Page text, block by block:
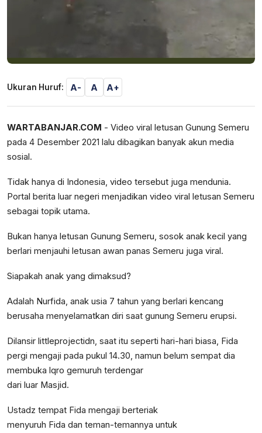
Ukuran Huruf: A- A A+
WARTABANJAR.COM - Video viral letusan Gunung Semeru
pada 4 Desember 2021 lalu dibagikan banyak akun media
sosial.
Tidak hanya di Indonesia, video tersebut juga mendunia.
Portal berita luar negeri menjadikan video viral letusan Semeru
sebagai topik utama.
Bukan hanya letusan Gunung Semeru, sosok anak kecil yang
berlari menjauhi letusan awan panas Semeru juga viral.
Siapakah anak yang dimaksud?
Adalah Nurfida, anak usia 7 tahun yang berlari kencang
berusaha menyelamatkan diri saat gunung Semeru erupsi.
Dilansir littleprojectidn, saat itu seperti hari-hari biasa, Fida
pergi mengaji pada pukul 14.30, namun belum sempat dia
membuka lqro gemuruh terdengar
dari luar Masjid.
Ustadz tempat Fida mengaji berteriak
menyuruh Fida dan teman-temannya untuk